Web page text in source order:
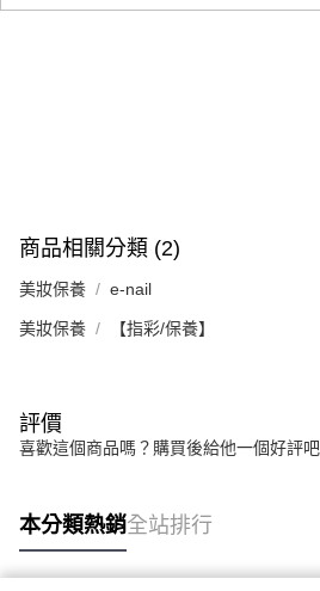
商品相關分類 (2)
美妝保養 e-nail
美妝保養 【指彩/保養】
評價
喜歡這個商品嗎？購買後給他一個好評吧
本分類熱銷全站排行